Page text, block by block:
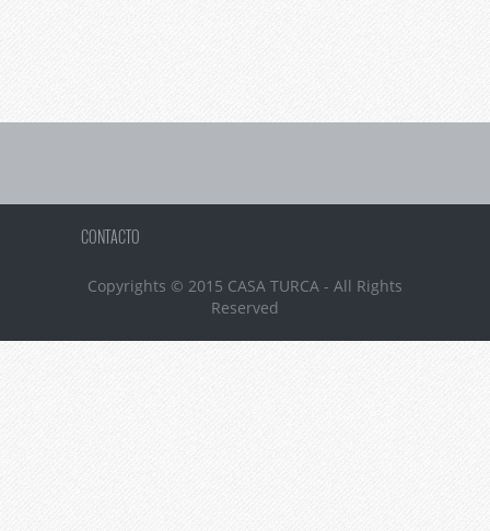
CONTACTO
Copyrights © 2015 CASA TURCA - All Rights
Reserved